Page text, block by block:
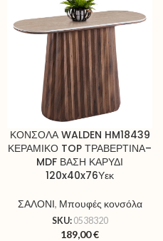
ΚΟΝΣΟΛΑ WALDEN HM18439
ΚΕΡΑΜΙΚΟ TOP ΤΡΑΒΕΡΤΙΝΑ–
MDF ΒΑΣΗ ΚΑΡΥΔΙ
120x40x76Υεκ
ΣΑΛΟΝΙ, Μπουφές κονσόλα
SKU: 0538320
189,00€